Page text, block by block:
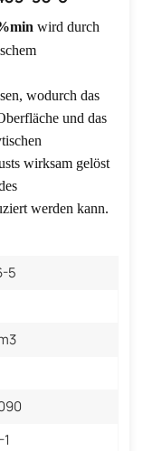
wird durch
wodurch das
und das
wirksam gelöst
werden kann.
5